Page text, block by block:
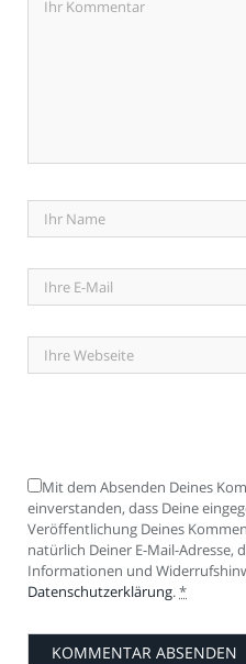
Mit dem Absenden Deines
einverstanden, dass Deine
Veröffentlichung Deines
natürlich Deiner E-Mail-Adresse,
Informationen und
Datenschutzerklärung.*